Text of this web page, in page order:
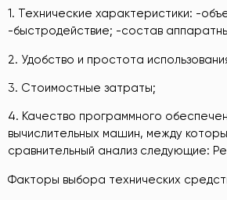
1. Технические характеристики: -
-быстродействие; -состав
2. Удобство и простота
3. Стоимостные затраты;
4. Качество программного
вычислительных машин, между
сравнительный анализ следующие:
Факторы выбора технических